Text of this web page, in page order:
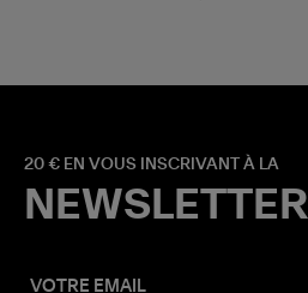
20 € EN VOUS INSCRIVANT À LA
NEWSLETTER